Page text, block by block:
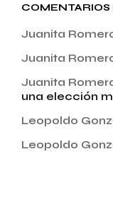
COMENTARIOS
Juanita
Juanita
Juanita
una elección
Leopoldo
Leopoldo